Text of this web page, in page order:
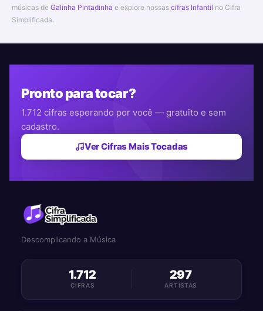
músicas de Galinha Pintadinha e explore nossas cifras Infantil no Cifra
Simplificada.
Pronto para tocar?
1.712 cifras esperando por você — gratuito e sem
cadastro.
Ver Cifras Mais Tocadas
Descomplicando a Música
1.712
CIFRAS
297
ARTISTAS